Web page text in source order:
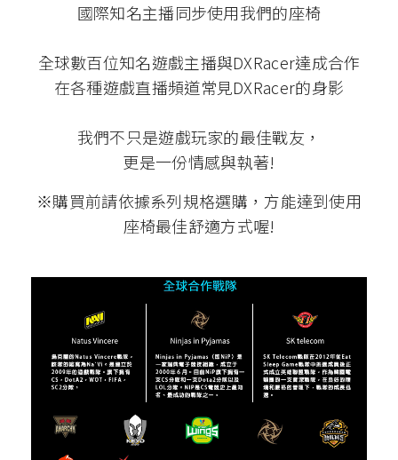
國際知名主播同步使用我們的座椅
全球數百位知名遊戲主播與DXRacer達成合作
在各種遊戲直播頻道常見DXRacer的身影
我們不只是遊戲玩家的最佳戰友，
更是一份情感與執著!
※購買前請依據系列規格選購，方能達到使用
座椅最佳舒適方式喔!